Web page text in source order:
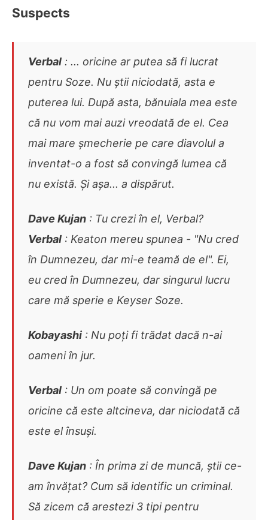
Suspects
Verbal : ... oricine ar putea să fi lucrat
pentru Soze. Nu știi niciodată, asta e
puterea lui. După asta, bănuiala mea este
că nu vom mai auzi vreodată de el. Cea
mai mare șmecherie pe care diavolul a
inventat-o a fost să convingă lumea că
nu există. Și așa... a dispărut.
Dave Kujan : Tu crezi în el, Verbal?
Verbal : Keaton mereu spunea - "Nu cred
în Dumnezeu, dar mi-e teamă de el". Ei,
eu cred în Dumnezeu, dar singurul lucru
care mă sperie e Keyser Soze.
Kobayashi : Nu poți fi trădat dacă n-ai
oameni în jur.
Verbal : Un om poate să convingă pe
oricine că este altcineva, dar niciodată că
este el însuși.
Dave Kujan : În prima zi de muncă, știi ce-
am învățat? Cum să identific un criminal.
Să zicem că arestezi 3 tipi pentru